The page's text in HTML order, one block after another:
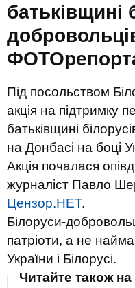
батьківщині
Під посольством
акція на підтримку
батьківщині
на Донбасі на боці
Акція почалася
журналіст Павло
Цензор.НЕТ.
Білоруси-
патріоти, а не
України і Білорусі.
Читайте також